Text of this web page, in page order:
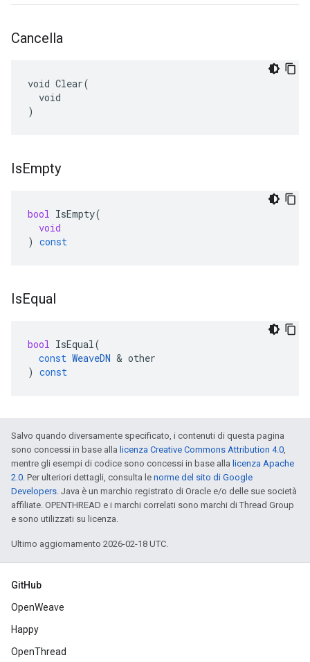
Cancella
void Clear(
  void
)
IsEmpty
bool IsEmpty(
void
) const
IsEqual
bool IsEqual(
const WeaveDN & other
) const
Salvo quando diversamente specificato, i contenuti di questa pagina
sono concessi in base alla licenza Creative Commons Attribution 4.0,
mentre gli esempi di codice sono concessi in base alla licenza Apache
2.0. Per ulteriori dettagli, consulta le norme del sito di Google
Developers. Java è un marchio registrato di Oracle e/o delle sue società
affiliate. OPENTHREAD e i marchi correlati sono marchi di Thread Group
e sono utilizzati su licenza.
Ultimo aggiornamento 2026-02-18 UTC.
GitHub
OpenWeave
Happy
OpenThread